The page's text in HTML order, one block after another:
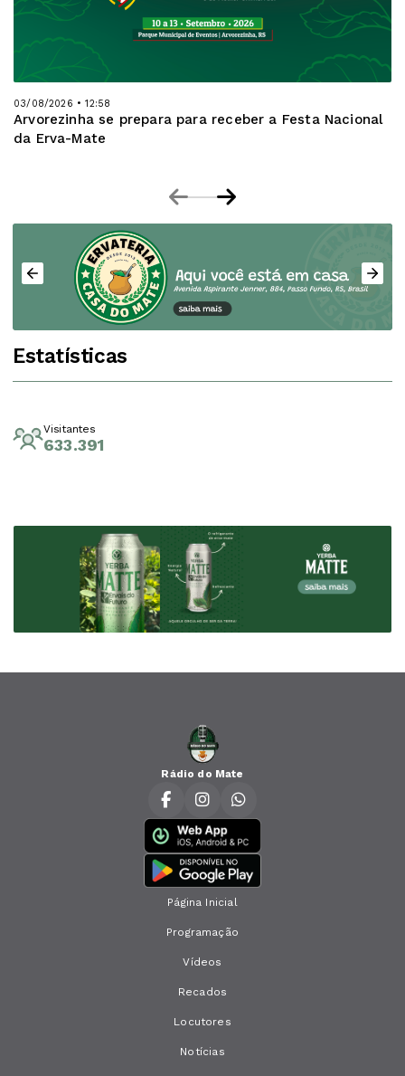
03/08/2026 • 12:58
Arvorezinha se prepara para receber a Festa Nacional
da Erva-Mate
Estatísticas
Visitantes
633.391
Rádio do Mate
Página Inicial
Programação
Vídeos
Recados
Locutores
Notícias